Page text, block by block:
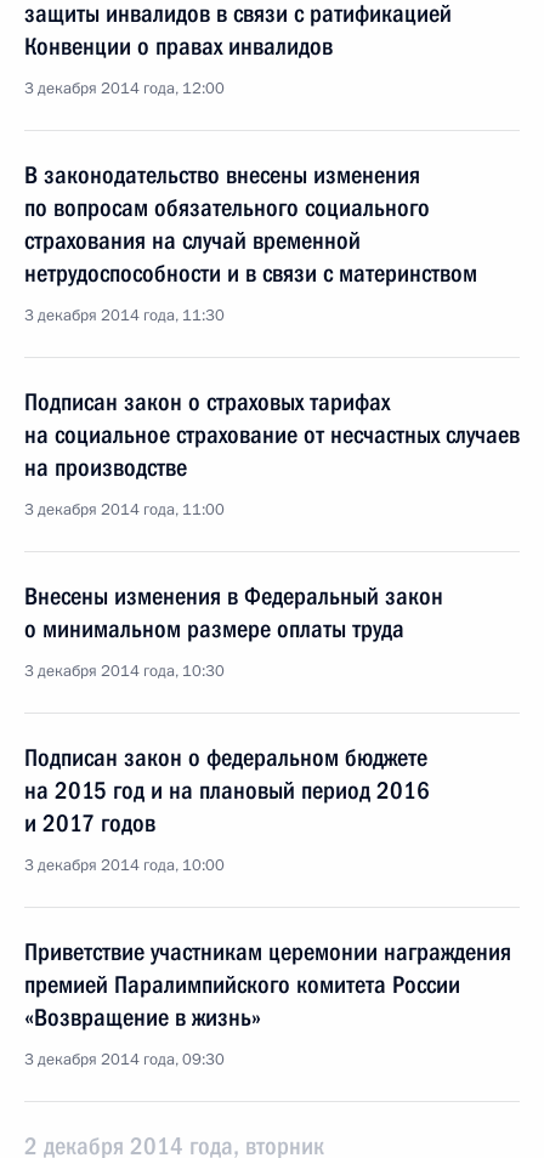
защиты инвалидов в связи с ратификацией
Конвенции о правах инвалидов
3 декабря 2014 года, 12:00
В законодательство внесены изменения
по вопросам обязательного социального
страхования на случай временной
нетрудоспособности и в связи с материнством
3 декабря 2014 года, 11:30
Подписан закон о страховых тарифах
на социальное страхование от несчастных случаев
на производстве
3 декабря 2014 года, 11:00
Внесены изменения в Федеральный закон
о минимальном размере оплаты труда
3 декабря 2014 года, 10:30
Подписан закон о федеральном бюджете
на 2015 год и на плановый период 2016
и 2017 годов
3 декабря 2014 года, 10:00
Приветствие участникам церемонии награждения
премией Паралимпийского комитета России
«Возвращение в жизнь»
3 декабря 2014 года, 09:30
2 декабря 2014 года, вторник